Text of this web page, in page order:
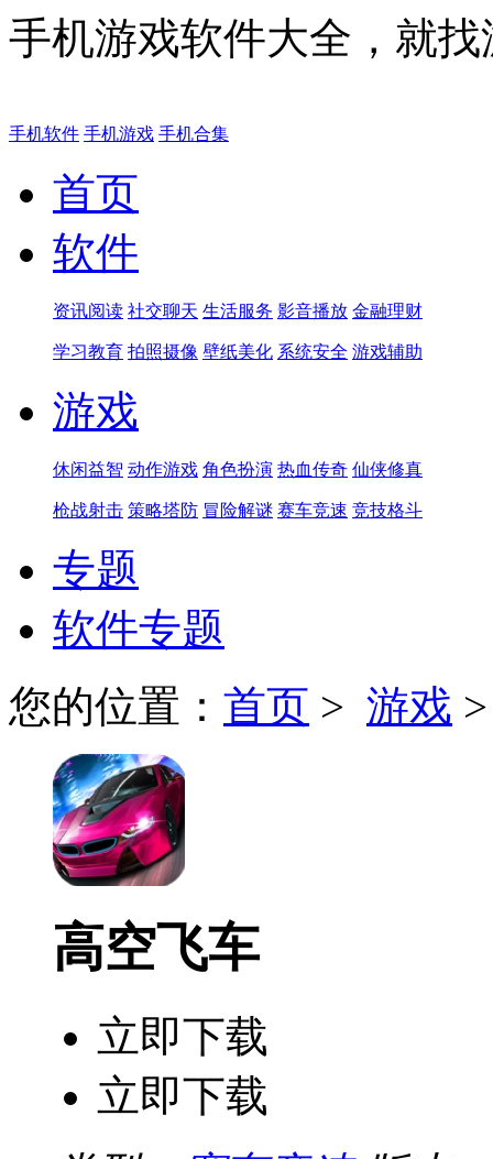
手机游戏软件大全，就
手机软件 手机游戏 手机合集
首页
软件
资讯阅读 社交聊天 生活服务 影音播放 金融理财
学习教育 拍照摄像 壁纸美化 系统安全 游戏辅助
游戏
休闲益智 动作游戏 角色扮演 热血传奇 仙侠修真
枪战射击 策略塔防 冒险解谜 赛车竞速 竞技格斗
专题
软件专题
您的位置： 首页 > 游戏
高空飞车
立即下载
立即下载